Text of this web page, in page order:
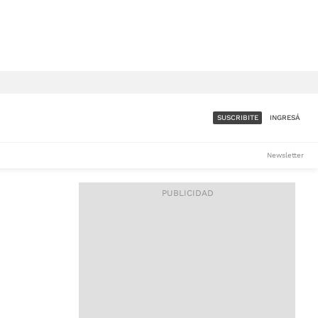
ACCESO FULL - $1.800/MES
SUSCRIBITE INGRESÁ
Newsletter